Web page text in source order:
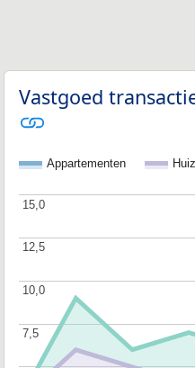
Vastgoed
Appartementen
7,5
7,5
10,0
10,0
12,5
12,5
15,0
15,0